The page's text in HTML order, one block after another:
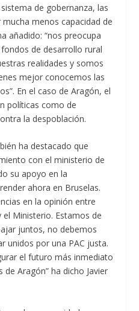
de gobernanza, las
menos capacidad de
añadido: “nos preocupa
de desarrollo rural
realidades y somos
mejor conocemos las
En el caso de Aragón, el
políticas como de
la despoblación.
ha destacado que
con el ministerio de
su apoyo en la
ahora en Bruselas.
en la opinión entre
Ministerio. Estamos de
juntos, no debemos
unidos por una PAC justa.
el futuro más inmediato
Aragón” ha dicho Javier